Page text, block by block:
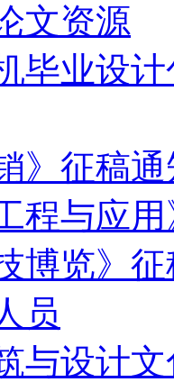
文资源
毕业设
》征稿
程与应
博览》
员
与设计